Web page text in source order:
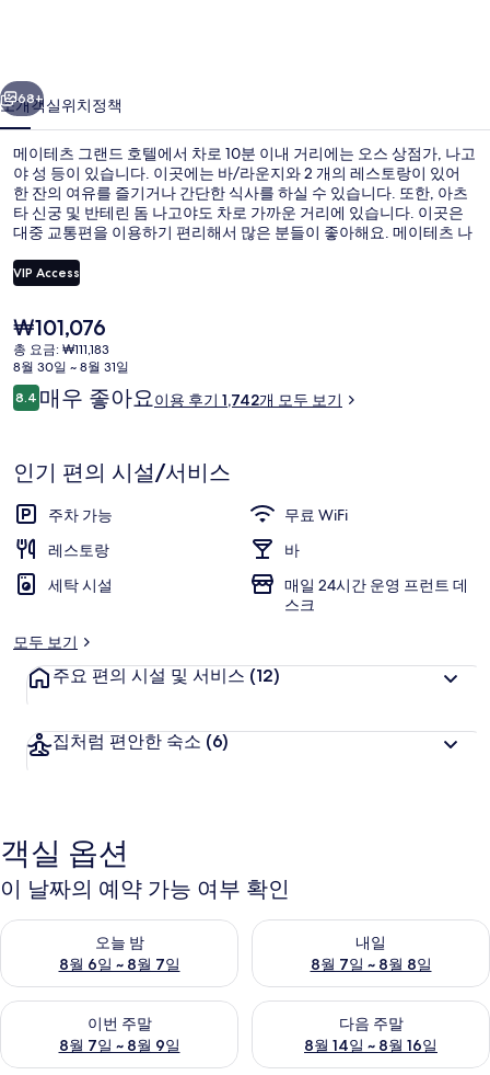
호
텔
의
사
진
갤
리
다음
68+
소개객실위치정책
메이테츠 그랜드 호텔에서 차로 10분 이내 거리에는 오스 상점가, 나고
야 성 등이 있습니다. 이곳에는 바/라운지와 2 개의 레스토랑이 있어
한 잔의 여유를 즐기거나 간단한 식사를 하실 수 있습니다. 또한, 아츠
타 신궁 및 반테린 돔 나고야도 차로 가까운 거리에 있습니다. 이곳은
대중 교통편을 이용하기 편리해서 많은 분들이 좋아해요. 메이테츠 나
요.
VIP Access
현
재
가
격
은
₩101,076
총 요금: ₩111,183
8월 30일 ~ 8월 31일
이
용
기
8.410점 만점 중 8.4점.
매우 좋아요이용 후기 1,742개 모두 보기
인기 편의 시설/서비스
주차 가능
무료 WiFi
레스토랑
바
세탁 시설
매일 24시간 운영 프런트 데
스크
모두 보기
주요 편의 시설 및 서비스 (12)
집처럼 편안한 숙소 (6)
객실 옵션
이 날짜의 예약 가능 여부 확인
오늘 밤
8월 6일 ~ 8월 7일
오늘 밤 예약 가능 여부 확인, 8월 6일 ~ 8월 7일
내일
8월 7일 ~ 8월 8일
내일 예약 가능 여부 확인, 8월
이번 주말
8월 7일 ~ 8월 9일
이번 주말 예약 가능 여부 확인, 8월 7일 ~ 8월 9일
다음 주말
8월 14일 ~ 8월 16일
다음 주말 예약 가능 여부 확인,